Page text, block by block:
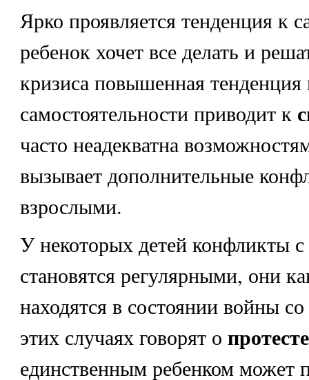
Ярко проявляется тенденция к
ребенок хочет все делать и
кризиса повышенная тенденция
самостоятельности приводит к
часто неадекватна
вызывает дополнительные
взрослыми.
У некоторых детей конфликты
становятся регулярными, они
находятся в состоянии войны
этих случаях говорят о
единственным ребенком может